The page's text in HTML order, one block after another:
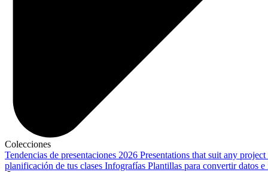
Colecciones
Tendencias de presentaciones 2026 Presentations that suit any project
planificación de tus clases Infografías Plantillas para convertir datos